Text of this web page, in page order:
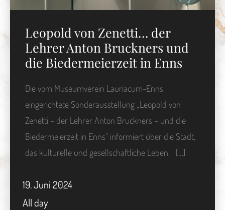
Leopold von Zenetti… der
Lehrer Anton Bruckners und
die Biedermeierzeit in Enns
Die vom Museumverein Lauriacum-Enns
eingerichtete Sonderausstellung „Leopold von
Zenetti – der Lehrer Anton Bruckners – und die
Biedermeierzeit in Enns“ informiert über die Stadt,
das kulturelle und gesellschaftliche Leben. […]
19.Juni2024
All day